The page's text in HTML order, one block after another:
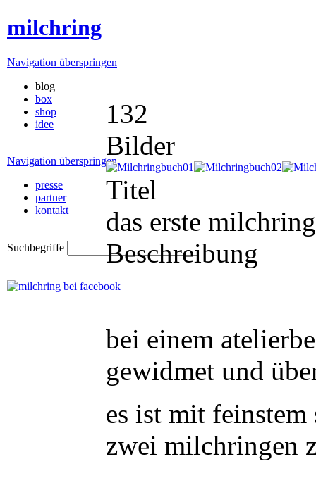
milchring
Navigation überspringen
blog
box
shop
idee
Navigation überspringen
presse
partner
kontakt
Suchbegriffe
132
Bilder
Titel
das erste
Beschreibung
bei einem
gewidmet und
es ist mit
zwei milchringen